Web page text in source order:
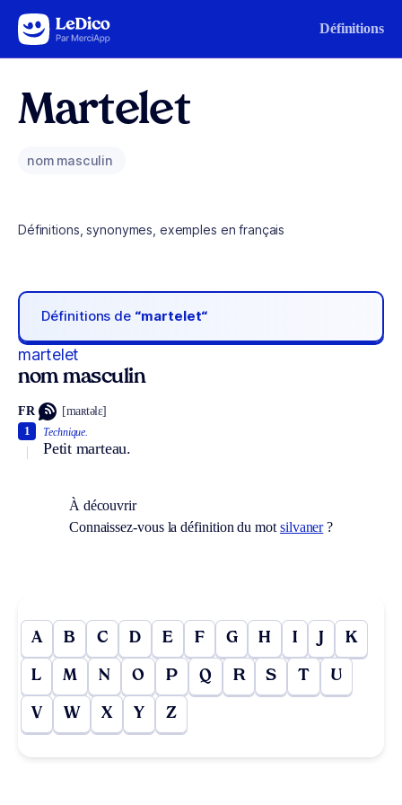
Aller au contenu Définitions
Martelet
nom masculin
Définitions, synonymes, exemples en français
Définitions de “martelet“
martelet
nom masculin
FR [maʀtəlɛ]
Technique.
Petit marteau.
1
À découvrir
Connaissez-vous la définition du mot silvaner?
A B C D E F G H I J K
L M N O P Q R S T U
V W X Y Z